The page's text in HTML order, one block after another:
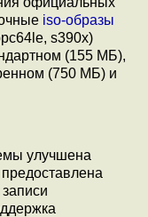
iso-образы
s390x)
(155 МБ),
(750 МБ) и
улучшена